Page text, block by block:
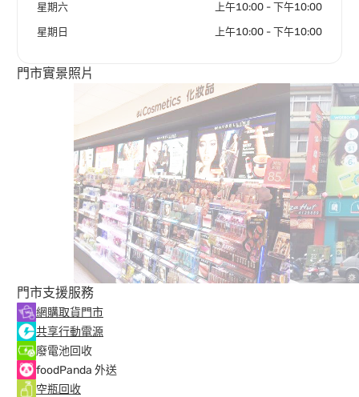
星期六 上午10:00 - 下午10:00
星期日 上午10:00 - 下午10:00
門市實景照片
門市支援服務
網購取貨門市
共享行動電源
廢電池回收
foodPanda 外送
空瓶回收